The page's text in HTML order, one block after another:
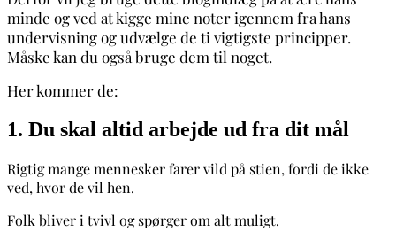
minde og ved at kigge mine noter igennem fra hans
undervisning og udvælge de ti vigtigste principper.
Måske kan du også bruge dem til noget.
Her kommer de:
1. Du skal altid arbejde ud fra dit mål
Rigtig mange mennesker farer vild på stien, fordi de ikke
ved, hvor de vil hen.
Folk bliver i tvivl og spørger om alt muligt.